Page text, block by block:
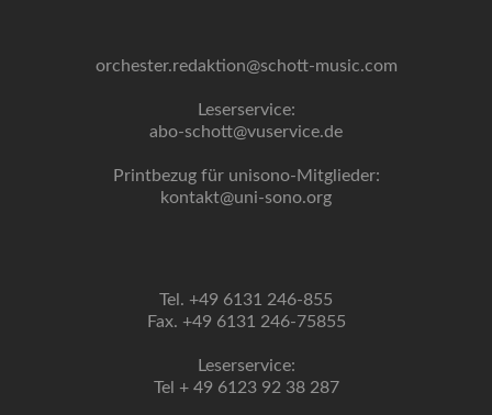
orchester.redaktion@schott-music.com
Leserservice:
abo-schott@vuservice.de
Printbezug für unisono-Mitglieder:
kontakt@uni-sono.org
Tel. +49 6131 246-855
Fax. +49 6131 246-75855
Leserservice:
Tel + 49 6123 92 38 287